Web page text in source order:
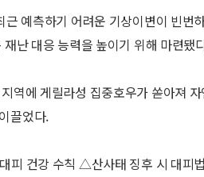
예측하기 어려운 기상이변이 빈번
난 대응 능력을 높이기 위해 마련됐
역에 게릴라성 집중호우가 쏟아져
끌었다.
피 건강 수칙 △산사태 징후 시 대피